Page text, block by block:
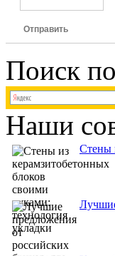
Отправить
Поиск
Наши
Стены